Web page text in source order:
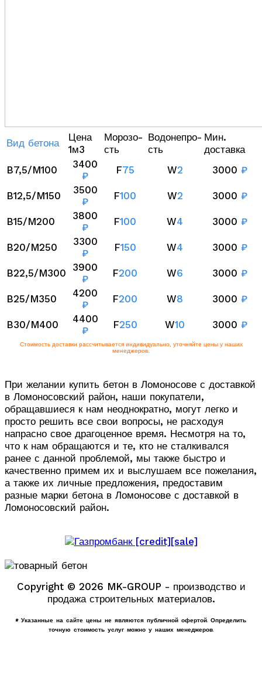
Вид бетона
Цена
1м3
Морозо-
сть
Водонепро-
сть
Мин.
доставка
B7,5/M100
3400
₽
F75 W2 3000 ₽
B12,5/M150
3500
₽
F100 W2 3000 ₽
B15/M200
3800
₽
F100 W4 3000 ₽
B20/M250
3300
₽
F150 W4 3000 ₽
B22,5/M300
3900
₽
F200 W6 3000 ₽
B25/M350
4200
₽
F200 W8 3000 ₽
B30/M400
4400
₽
F250 W10 3000 ₽
Стоимость доставки рассчитывается индивидуально, уточняйте цены у наших
менеджеров.
При желании купить бетон в Ломоносове с доставкой
в Ломоносовский район, наши покупатели,
обращавшиеся к нам неоднократно, могут легко и
просто решить все свои вопросы, не расходуя
напрасно свое драгоценное время. Несмотря на то,
что к нам обращаются и те, кто не сталкивался
ранее с данной проблемой, мы также быстро и
качественно примем их и выслушаем все пожелания,
а также их личные предложения, предоставим
разные марки бетона в Ломоносове с доставкой в
Ломоносовский район.
Copyright © 2026 MK-GROUP - производство и
продажа строительных материалов.
* Указанные на сайте цены не являются публичной офертой. Определить
точную стоимость услуг можно у наших менеджеров.